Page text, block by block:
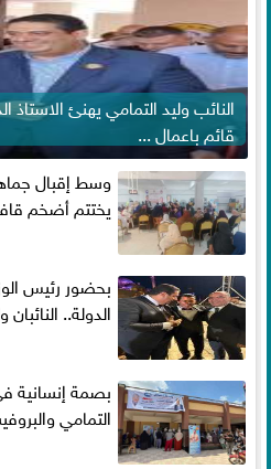
النائب وليد التمامي يهنئ
قائم باعمال ...
وسط إقبال
يختتم أضخم
بحضور رئيس
الدولة..
بصمة إنسانية
التمامي